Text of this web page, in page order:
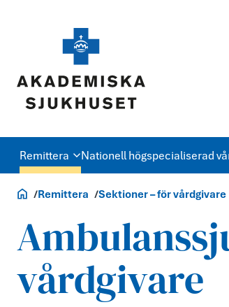
Remittera Nationell högspecialiserad
Vårdgivare
Remittera Sektioner – för vårdgivare
vårdgivare